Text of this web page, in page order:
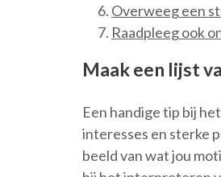
Overweeg een
Raadpleeg ook
Maak een lijst
Een handige tip bij
interesses en sterke
beeld van wat jou